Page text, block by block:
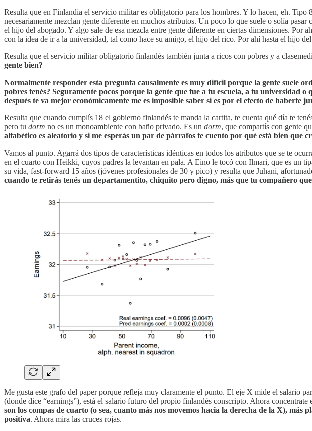
Resulta que en Finlandia el servicio militar es obligatorio para los hombres. Y lo hacen, eh.
necesariamente mezclan gente diferente en muchos atributos. Un poco lo que suele o solía pasar
el hijo del abogado. Y algo sale de esa mezcla entre gente diferente en ciertas dimensiones.
con la idea de ir a la universidad, tal como hace su amigo, el hijo del rico. Por ahí hasta el hijo
Resulta que el servicio militar obligatorio finlandés también junta a ricos con pobres y a
gente bien?
Normalmente responder esta pregunta causalmente es muy difícil porque la gente suele
pobres tenés? Seguramente pocos porque la gente que fue a tu escuela, a tu universidad
después te va mejor económicamente me es imposible saber si es por el efecto de
Resulta que cuando cumplís 18 el gobierno finlandés te manda la cartita, te cuenta qué día te
pero tu dorm no es un monoambiente con baño privado. Es un dorm, que compartís con gente
alfabético es aleatorio y si me esperás un par de párrafos te cuento por qué está bien que
Vamos al punto. Agarrá dos tipos de características idénticas en todos los atributos que se te
en el cuarto con Heikki, cuyos padres la levantan en pala. A Eino le tocó con Ilmari, que es un
su vida, fast-forward 15 años (jóvenes profesionales de 30 y pico) y resulta que Juhani,
cuando te retirás tenés un departamentito, chiquito pero digno, más que tu compañero
Me gusta este grafo del paper porque refleja muy claramente el punto. El eje X mide el salario
(donde dice “earnings”), está el salario futuro del propio finlandés conscripto. Ahora
son los compas de cuarto (o sea, cuanto más nos movemos hacia la derecha de la X),
positiva. Ahora mira las cruces rojas.